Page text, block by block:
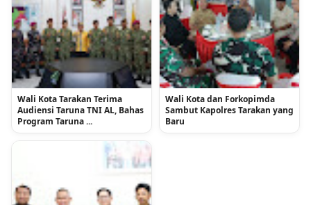
Wali Kota Tarakan Terima
Audiensi Taruna TNI AL, Bahas
Program Taruna ...
Wali Kota dan Forkopimda
Sambut Kapolres Tarakan yang
Baru